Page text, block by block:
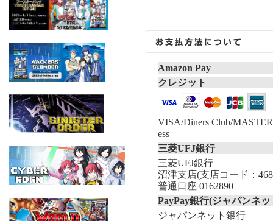
Amazon Pay
クレジット
VISA/Diners Club/
ess
三菱UFJ銀行
三菱UFJ銀行
沼津支店(支店コード：
普通口座 0162890
PayPay銀行(ジャパンネ
ジャパンネット銀行